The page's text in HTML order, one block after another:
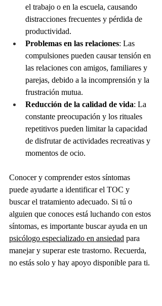
el trabajo o en la escuela, causando
distracciones frecuentes y pérdida de
productividad.
Problemas en las relaciones: Las
compulsiones pueden causar tensión en
las relaciones con amigos, familiares y
parejas, debido a la incomprensión y la
frustración mutua.
Reducción de la calidad de vida: La
constante preocupación y los rituales
repetitivos pueden limitar la capacidad
de disfrutar de actividades recreativas y
momentos de ocio.
Conocer y comprender estos síntomas
puede ayudarte a identificar el TOC y
buscar el tratamiento adecuado. Si tú o
alguien que conoces está luchando con estos
síntomas, es importante buscar ayuda en un
psicólogo especializado en ansiedad para
manejar y superar este trastorno. Recuerda,
no estás solo y hay apoyo disponible para ti.